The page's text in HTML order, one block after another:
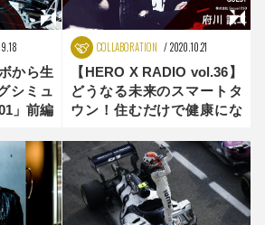
から生
シミュ
」前編
COLLABORATION 2020.10.21
【HERO X RADIO vol.36】
どうなる未来のスマートタ
ウン！住むだけで健康にな